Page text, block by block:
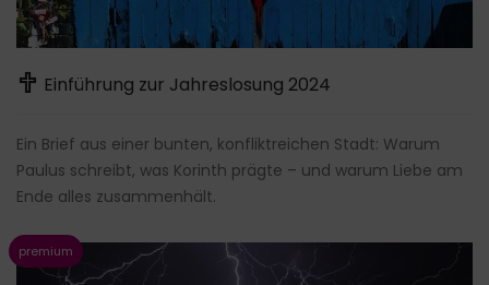
Einführung zur Jahreslosung 2024
Ein Brief aus einer bunten, konfliktreichen Stadt: Warum
Paulus schreibt, was Korinth prägte – und warum Liebe am
Ende alles zusammenhält.